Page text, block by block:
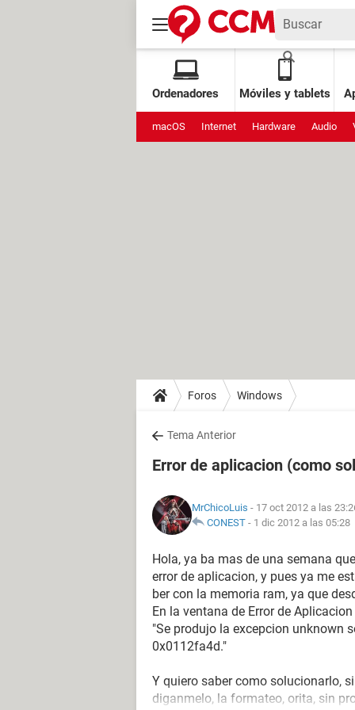
Ordenadores Móviles y tablets
macOS Internet Hardware Audio
Foros Windows
Tema Anterior
Error de aplicacion (como
MrChicoLuis - 17 oct 2012 a las
CONEST - 1 dic 2012 a las 05:28
Hola, ya ba mas de una semana
error de aplicacion, y pues ya me
ber con la memoria ram, ya que
En la ventana de Error de
"Se produjo la excepcion unknown
0x0112fa4d."
Y quiero saber como solucionarlo,
diganmelo, la formateo, orita, sin